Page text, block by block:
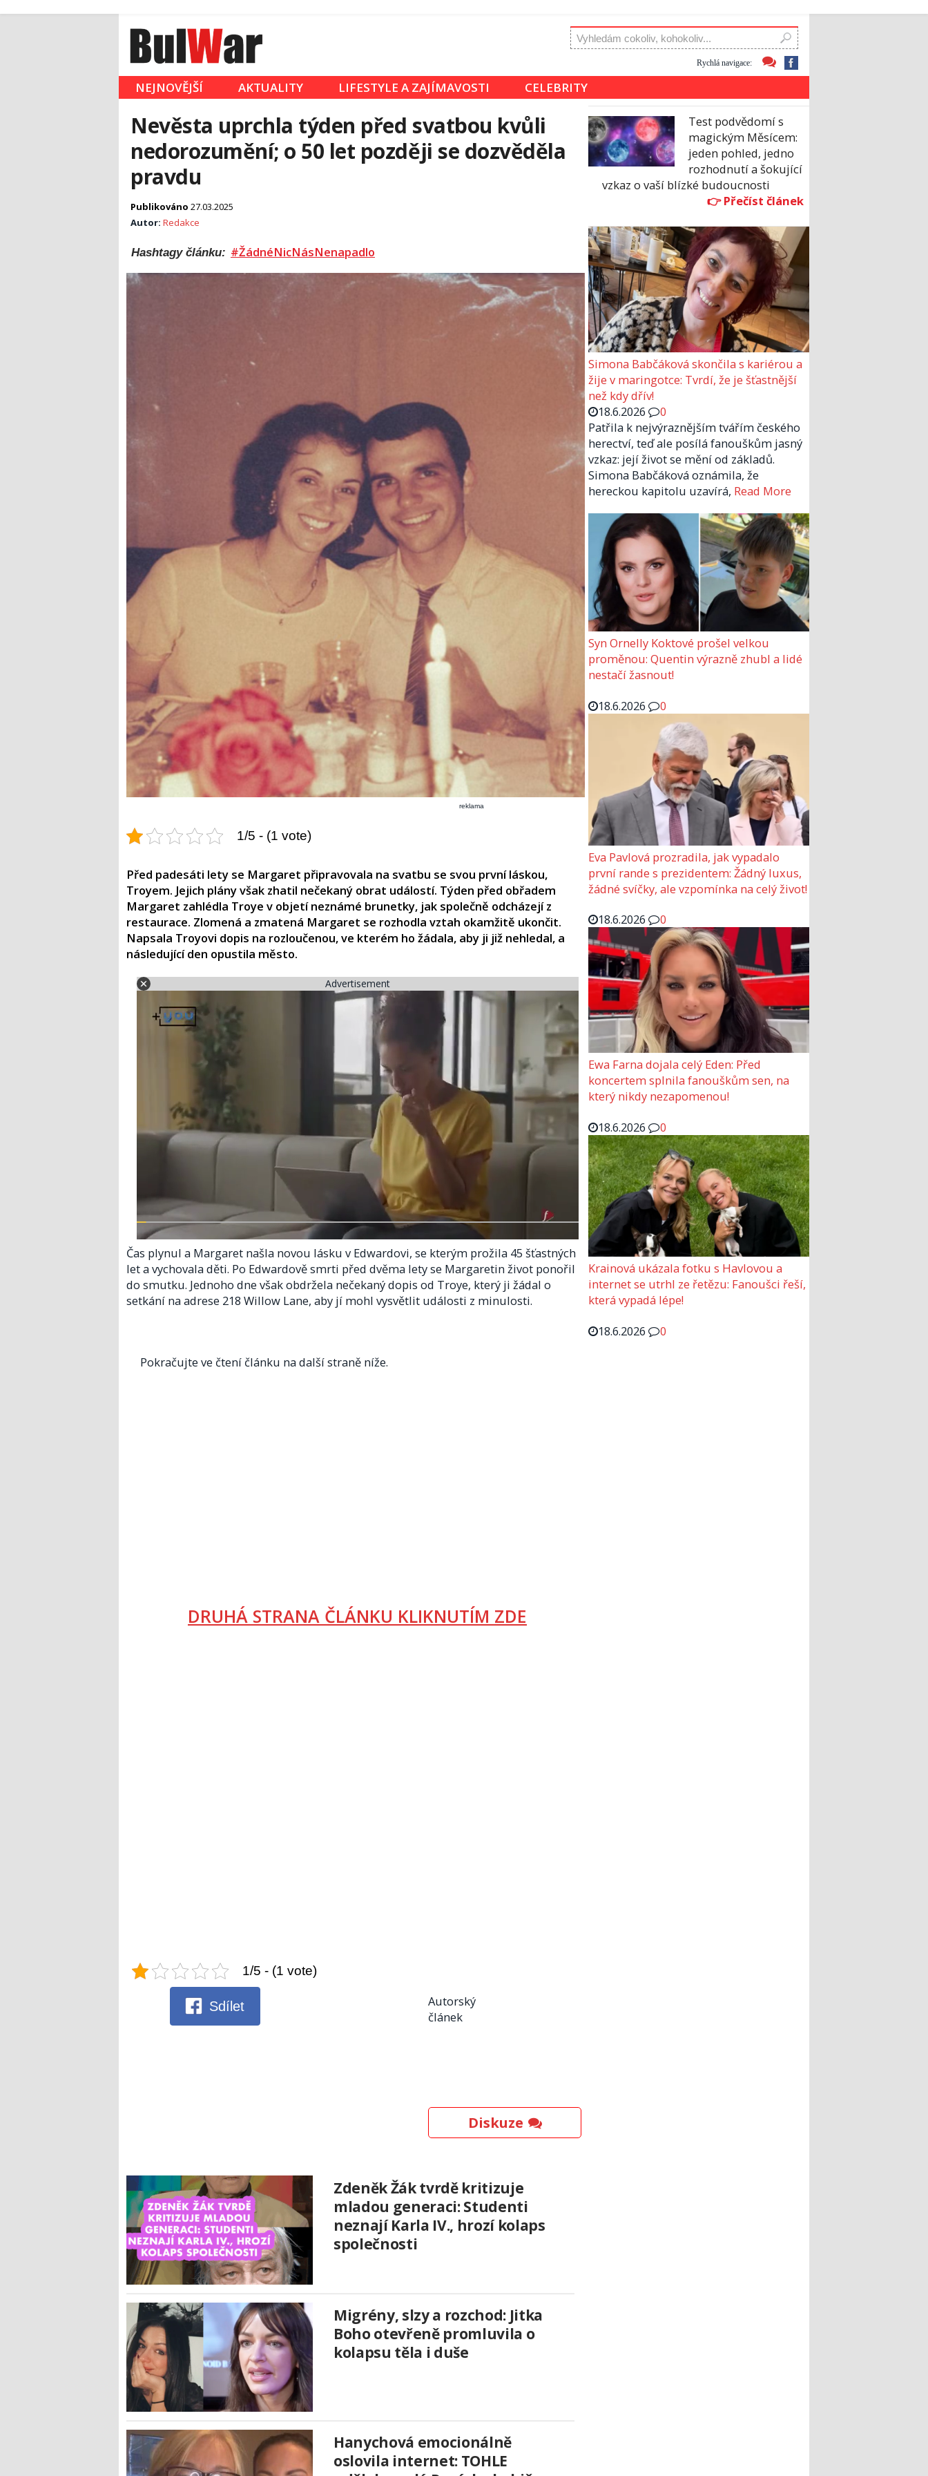
Rychlá navigace:
NEJNOVĚJŠÍ AKTUALITY LIFESTYLE A ZAJÍMAVOSTI CELEBRITY
Nevěsta uprchla týden před svatbou kvůli
nedorozumění; o 50 let později se dozvěděla
pravdu
Publikováno 27.03.2025
Autor: Redakce
Hashtagy článku: #ŽádnéNicNásNenapadlo
reklama
1/5 - (1 vote)
Před padesáti lety se Margaret připravovala na svatbu se svou první láskou,
Troyem. Jejich plány však zhatil nečekaný obrat událostí. Týden před obřadem
Margaret zahlédla Troye v objetí neznámé brunetky, jak společně odcházejí z
restaurace. Zlomená a zmatená Margaret se rozhodla vztah okamžitě ukončit.
Napsala Troyovi dopis na rozloučenou, ve kterém ho žádala, aby ji již nehledal, a
následující den opustila město.​
Advertisement
Čas plynul a Margaret našla novou lásku v Edwardovi, se kterým prožila 45 šťastných
let a vychovala děti. Po Edwardově smrti před dvěma lety se Margaretin život ponořil
do smutku. Jednoho dne však obdržela nečekaný dopis od Troye, který ji žádal o
setkání na adrese 218 Willow Lane, aby jí mohl vysvětlit události z minulosti.
Pokračujte ve čtení článku na další straně níže.
DRUHÁ STRANA ČLÁNKU KLIKNUTÍM ZDE
1/5 - (1 vote)
Sdílet
Autorský
článek
Diskuze
Zdeněk Žák tvrdě kritizuje
mladou generaci: Studenti
neznají Karla IV., hrozí kolaps
společnosti
Migrény, slzy a rozchod: Jitka
Boho otevřeně promluvila o
kolapsu těla i duše
Hanychová emocionálně
oslovila internet: TOHLE
Test podvědomí s
magickým Měsícem:
jeden pohled, jedno
rozhodnutí a šokující
vzkaz o vaší blízké budoucnosti
Simona Babčáková skončila s kariérou a
žije v maringotce: Tvrdí, že je šťastnější
než kdy dřív!
18.6.2026
0
Patřila k nejvýraznějším tvářím českého
herectví, teď ale posílá fanouškům jasný
vzkaz: její život se mění od základů.
Simona Babčáková oznámila, že
hereckou kapitolu uzavírá, Read More
Syn Ornelly Koktové prošel velkou
proměnou: Quentin výrazně zhubl a lidé
nestačí žasnout!
18.6.2026
0
Eva Pavlová prozradila, jak vypadalo
první rande s prezidentem: Žádný luxus,
žádné svíčky, ale vzpomínka na celý život!
18.6.2026
0
Ewa Farna dojala celý Eden: Před
koncertem splnila fanouškům sen, na
který nikdy nezapomenou!
18.6.2026
0
Krainová ukázala fotku s Havlovou a
internet se utrhl ze řetězu: Fanoušci řeší,
která vypadá lépe!
18.6.2026
0